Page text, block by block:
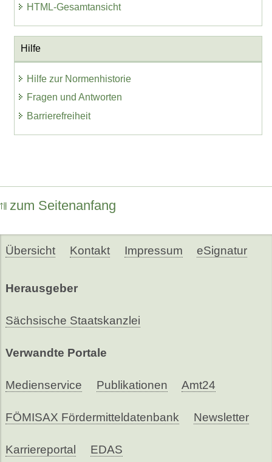
HTML-Gesamtansicht
Hilfe
Hilfe zur Normenhistorie
Fragen und Antworten
Barrierefreiheit
zum Seitenanfang
Übersicht Kontakt Impressum eSignatur
Herausgeber
Sächsische Staatskanzlei
Verwandte Portale
Medienservice Publikationen Amt24
FÖMISAX Fördermitteldatenbank Newsletter
Karriereportal EDAS